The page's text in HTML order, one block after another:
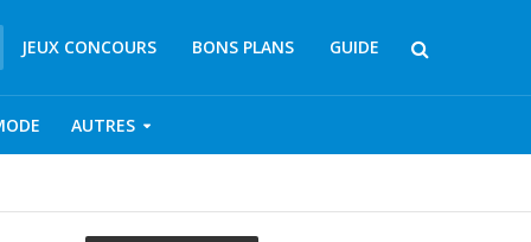
JEUX CONCOURS BONS PLANS GUIDE
AUTRES